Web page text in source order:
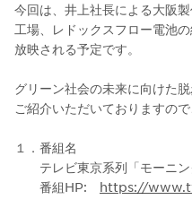
今回は、井上社長による大阪
工場、レドックスフロー電池
放映される予定です。
グリーン社会の未来に向けた
ご紹介いただいておりますの
１．番組名
テレビ東京系列「モーニン
番組HP: https://